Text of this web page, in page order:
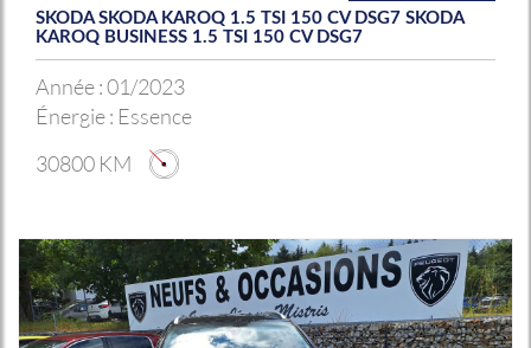
SKODA SKODA KAROQ 1.5 TSI 150 CV DSG7 SKODA
KAROQ BUSINESS 1.5 TSI 150 CV DSG7
Année :01/2023
Énergie : Essence
30800 KM